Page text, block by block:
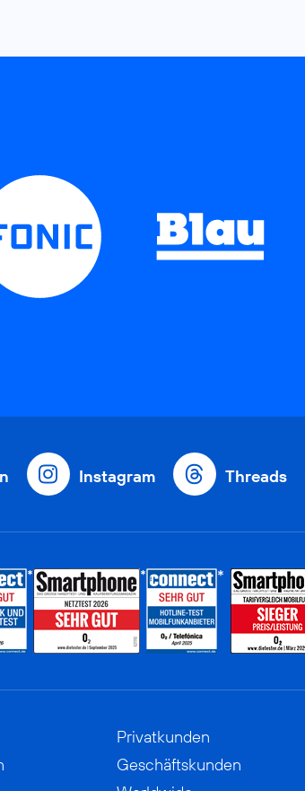
Instagram Threads
Privatkunden
Geschäftskunden